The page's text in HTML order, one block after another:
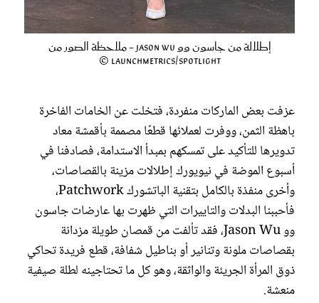
إطلالة من جاسون وو Jason Wu - ملاحظة الصور من
Launchmetrics/Spotlight ©
عزفت بعض الماركات منفردة، فتخلت عن الخامات الفاخرة
باهظة الثمن، ووفرت لعملائها قطعًا مصممة بأقمشة معاد
تدويرها للتأكيد على تمسكهم بمبدأ الاستدامة، فصادفنا في
أسبوع الموضة في نيويورك إطلالات مزينة بالقصاصات،
وأخرى منفذة بالكامل بتقنية الباتشورك Patchwork،
فأحببنا البدلات والتاييرات التي ظهرت بها عارضات جاسون
وو Jason Wu، فقد تألفت من قمصان طويلة مزدانة
بقصاصات ملونة وتنانير أو بناطيل شفافة، قطع فريدة تحاكي
ذوق المرأة الجريئة والواثقة، وهو كل ما تحتاجينه لطلة صيفية
منعشة.